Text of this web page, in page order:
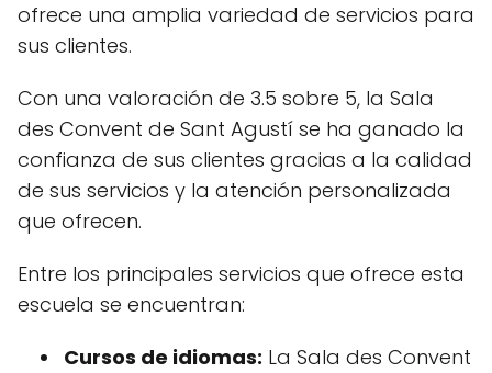
ofrece una amplia variedad de servicios para
sus clientes.
Con una valoración de 3.5 sobre 5, la Sala
des Convent de Sant Agustí se ha ganado la
confianza de sus clientes gracias a la calidad
de sus servicios y la atención personalizada
que ofrecen.
Entre los principales servicios que ofrece esta
escuela se encuentran:
Cursos de idiomas: La Sala des Convent